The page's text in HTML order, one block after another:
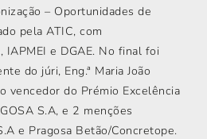
– Oportunidades de
pela ATIC, com
IAPMEI e DGAE. No final foi
do júri, Eng.ª Maria João
vencedor do Prémio Excelência
S.A, e 2 menções
e Pragosa Betão/Concretope.